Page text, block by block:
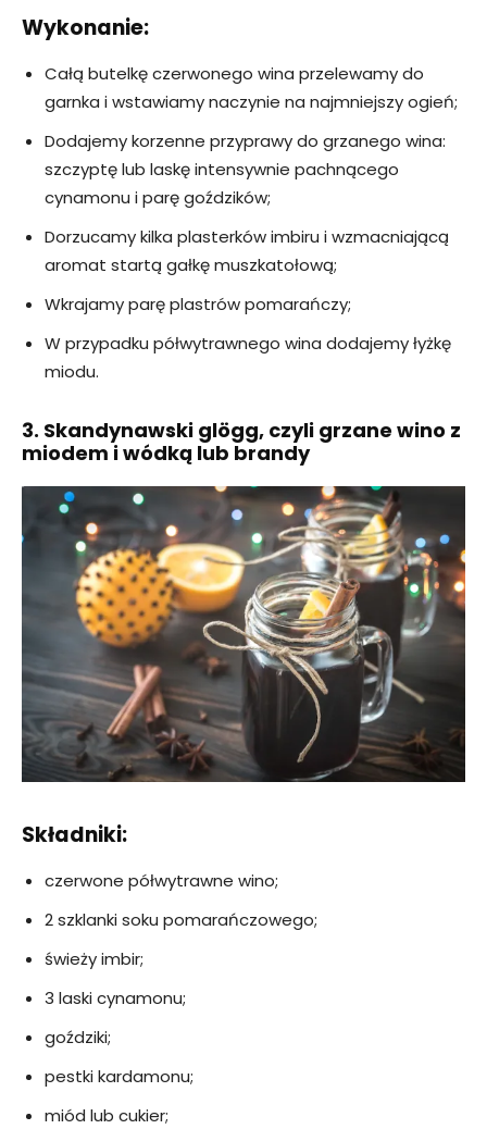
Wykonanie:
Całą butelkę czerwonego wina przelewamy do
garnka i wstawiamy naczynie na najmniejszy ogień;
Dodajemy korzenne przyprawy do grzanego wina:
szczyptę lub laskę intensywnie pachnącego
cynamonu i parę goździków;
Dorzucamy kilka plasterków imbiru i wzmacniającą
aromat startą gałkę muszkatołową;
Wkrajamy parę plastrów pomarańczy;
W przypadku półwytrawnego wina dodajemy łyżkę
miodu.
3. Skandynawski glögg, czyli grzane wino z
miodem i wódką lub brandy
Składniki:
czerwone półwytrawne wino;
2 szklanki soku pomarańczowego;
świeży imbir;
3 laski cynamonu;
goździki;
pestki kardamonu;
miód lub cukier;